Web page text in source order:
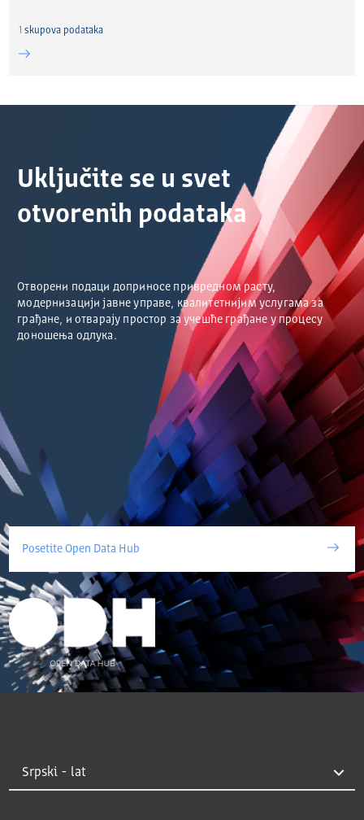
1 skupova podataka
Uključite se u svet
otvorenih podataka
Отворени подаци доприносе привредном расту,
модернизацији јавне управе, квалитетнијим услугама за
грађане, и отварају простор за учешће грађане у процесу
доношења одлука.
Posetite Open Data Hub